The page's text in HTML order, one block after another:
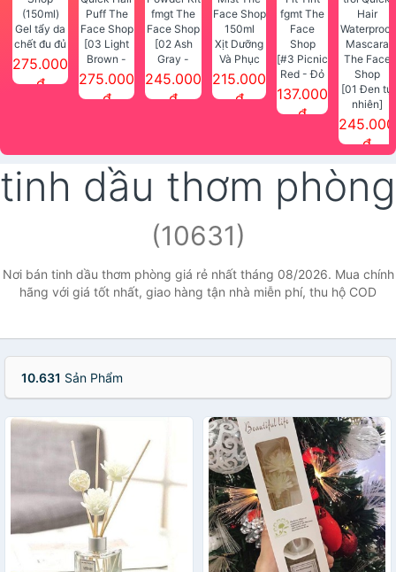
Gel tẩy da
chết đu đủ
SMART
PEELING
275.000
đ
[03 Light
Brown -
Nâu Sáng]
Phấn che
Face Shop
275.000
đ
[02 Ash
Gray -
Khói] Bột
kẻ chân
Face Shop
245.000
đ
Xịt Dưỡng
Và Phục
Hồi Tóc
Essential
215.000
đ
[#3 Picnic
Red - Đỏ
cam] Son
Face
Shop
137.000
đ
[01 Đen tự
nhiên]
Mascara
che phủ
nước lâu
trôi Quick
Hair
Shop
245.000
đ
tinh dầu thơm phòng
(10631)
Nơi bán tinh dầu thơm phòng giá rẻ nhất tháng 08/2026. Mua chính
hãng với giá tốt nhất, giao hàng tận nhà miễn phí, thu hộ COD
10.631 Sản Phẩm